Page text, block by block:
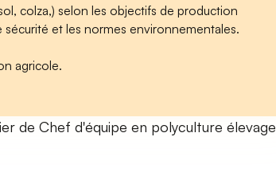
colza,) selon les objectifs de production
sécurité et les normes environnementales.
agricole.
de Chef d'équipe en polyculture élevage